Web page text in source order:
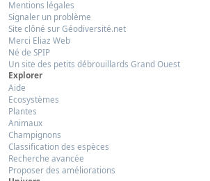
Mentions légales
Signaler un problème
Site clôné sur Géodiversité.net
Merci Eliaz Web
Né de SPIP
Un site des petits débrouillards Grand Ouest
Explorer
Aide
Ecosystèmes
Plantes
Animaux
Champignons
Classification des espèces
Recherche avancée
Proposer des améliorations